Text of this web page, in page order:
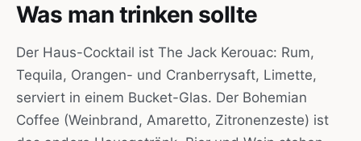
Was man trinken sollte
Der Haus-Cocktail ist The Jack Kerouac: Rum,
Tequila, Orangen- und Cranberrysaft, Limette,
serviert in einem Bucket-Glas. Der Bohemian
Coffee (Weinbrand, Amaretto, Zitronenzeste) ist